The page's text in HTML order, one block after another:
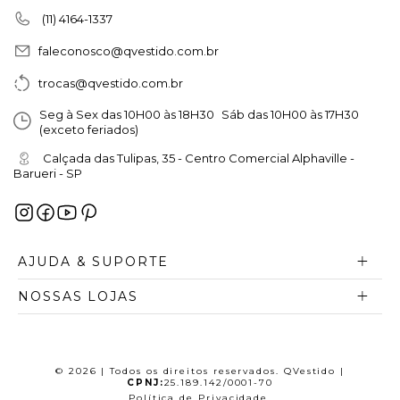
(11) 4164-1337
faleconosco@qvestido.com.br
trocas@qvestido.com.br
Seg à Sex das 10H00 às 18H30 Sáb das 10H00 às 17H30
(exceto feriados)
Calçada das Tulipas, 35 - Centro Comercial Alphaville -
Barueri - SP
AJUDA & SUPORTE
NOSSAS LOJAS
© 2026 | Todos os direitos reservados. QVestido |
CPNJ:25.189.142/0001-70